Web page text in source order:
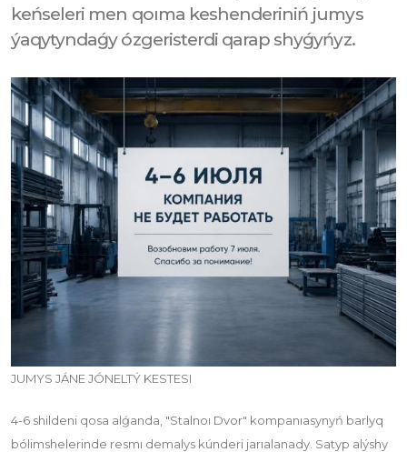
keńseleri men qoıma keshenderiniń jumys
ýaqytyndaǵy ózgeristerdi qarap shyǵyńyz.
JUMYS JÁNE JÓNELTÝ KESTESI
4-6 shildeni qosa alǵanda, "Stalnoı Dvor" kompanıasynyń barlyq
bólimshelerinde resmı demalys kúnderi jarıalanady. Satyp alýshy